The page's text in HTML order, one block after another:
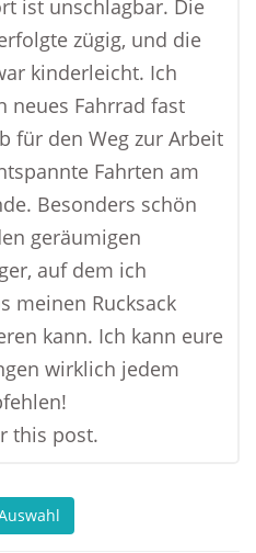
ist unschlagbar. Die
zügig, und die
kinderleicht. Ich
neues Fahrrad fast
für den Weg zur Arbeit
Fahrten am
Besonders schön
geräumigen
auf dem ich
meinen Rucksack
kann. Ich kann eure
wirklich jedem
this post.